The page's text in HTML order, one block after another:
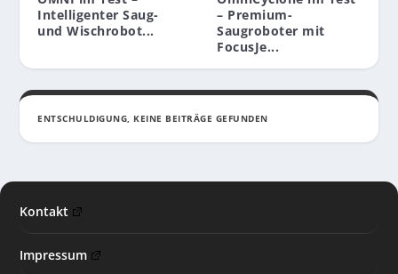
Intelligenter Saug-
und Wischrobot...
– Premium-
Saugroboter mit
FocusJe...
ENTSCHULDIGUNG, KEINE BEITRÄGE GEFUNDEN
Kontakt
Impressum